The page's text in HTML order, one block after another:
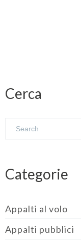
Cerca
Categorie
Appalti al volo
Appalti pubblici